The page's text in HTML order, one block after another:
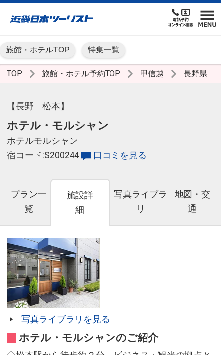
旅館・ホテルTOP 特集一覧
TOP 旅館・ホテル予約TOP 甲信越 長野県
【長野 松本】
ホテル・モルシャン
ホテルモルシャン
宿コード:S200244
口コミを見る
プラン一
覧
施設詳
細
写真ライブラ
リ
地図・交
通
写真ライブラリを見る
ホテル・モルシャンのご紹介